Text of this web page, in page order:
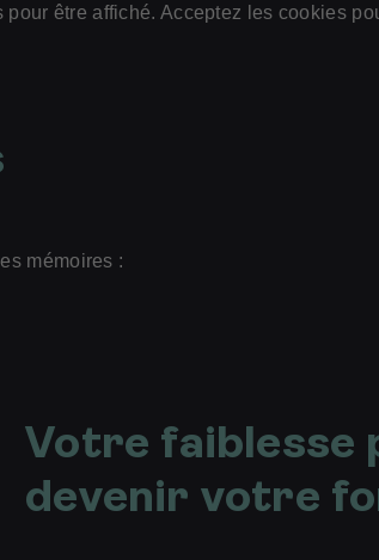
être affiché. Acceptez les cookies
mémoires :
Votre faiblesse
devenir votre